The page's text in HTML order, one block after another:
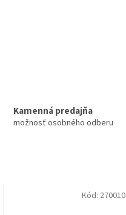
Kamenná predajňa
možnosť osobného odberu
Kód: 270010